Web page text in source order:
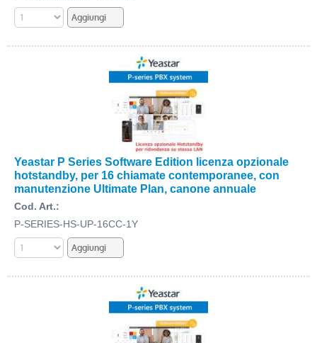
Yeastar P Series Software Edition licenza opzionale
hotstandby, per 16 chiamate contemporanee, con
manutenzione Ultimate Plan, canone annuale
Cod. Art.:
P-SERIES-HS-UP-16CC-1Y